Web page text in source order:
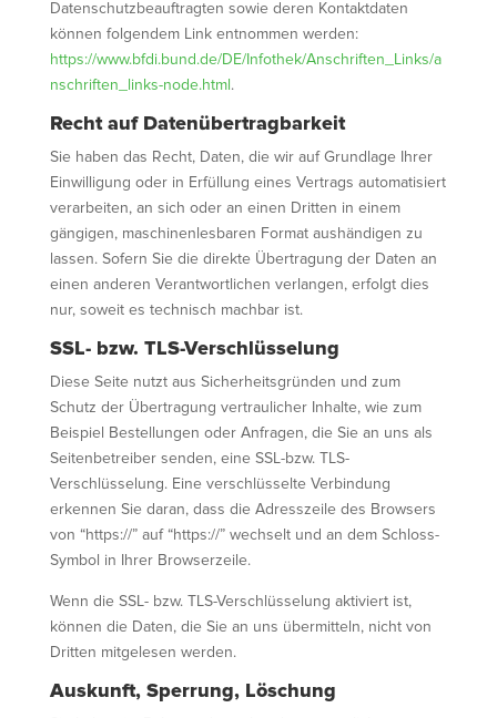
Datenschutzbeauftragten sowie deren Kontaktdaten
können folgendem Link entnommen werden:
https://www.bfdi.bund.de/DE/Infothek/Anschriften_Links/a
nschriften_links-node.html.
Recht auf Datenübertragbarkeit
Sie haben das Recht, Daten, die wir auf Grundlage Ihrer
Einwilligung oder in Erfüllung eines Vertrags automatisiert
verarbeiten, an sich oder an einen Dritten in einem
gängigen, maschinenlesbaren Format aushändigen zu
lassen. Sofern Sie die direkte Übertragung der Daten an
einen anderen Verantwortlichen verlangen, erfolgt dies
nur, soweit es technisch machbar ist.
SSL- bzw. TLS-Verschlüsselung
Diese Seite nutzt aus Sicherheitsgründen und zum
Schutz der Übertragung vertraulicher Inhalte, wie zum
Beispiel Bestellungen oder Anfragen, die Sie an uns als
Seitenbetreiber senden, eine SSL-bzw. TLS-
Verschlüsselung. Eine verschlüsselte Verbindung
erkennen Sie daran, dass die Adresszeile des Browsers
von “https://” auf “https://” wechselt und an dem Schloss-
Symbol in Ihrer Browserzeile.
Wenn die SSL- bzw. TLS-Verschlüsselung aktiviert ist,
können die Daten, die Sie an uns übermitteln, nicht von
Dritten mitgelesen werden.
Auskunft, Sperrung, Löschung